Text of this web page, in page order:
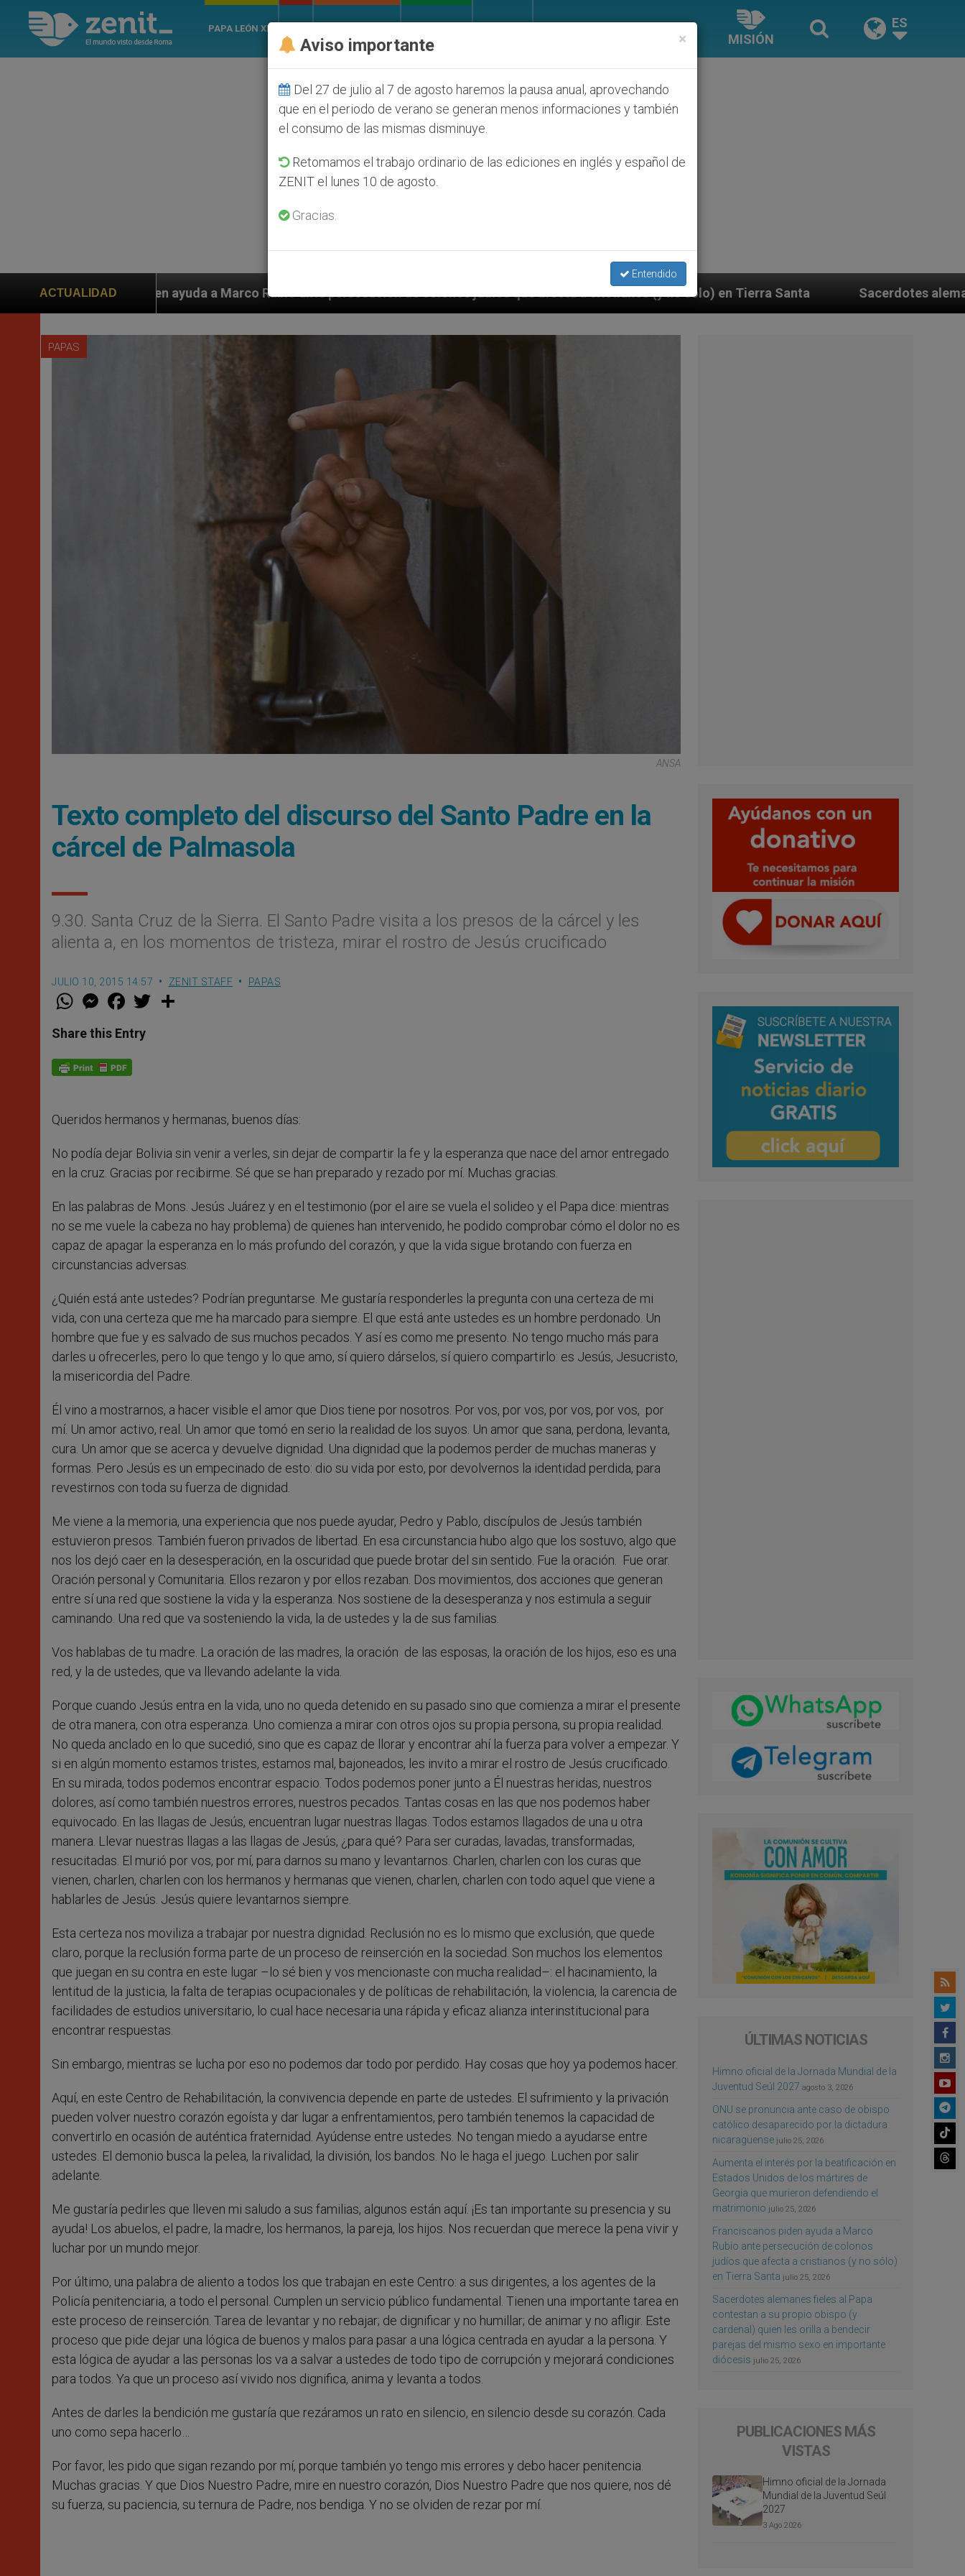
PAPA LEÓN XIV
MISIÓN
ES
ACTUALIDAD
a Marco Rubio ante persecución de colonos judíos que afecta a cristianos (y no sólo) en Tierra Santa Sacerdotes alemanes fieles al Papa
PAPAS
ANSA
Texto completo del discurso del Santo Padre en la
cárcel de Palmasola
9.30. Santa Cruz de la Sierra. El Santo Padre visita a los presos de la cárcel y les
alienta a, en los momentos de tristeza, mirar el rostro de Jesús crucificado
JULIO 10, 2015 14:57 ZENIT STAFF PAPAS
W
t
s
p
p
M
e
s
e
g
e
F
a
e
b
o
k
w
Share this Entry
Queridos hermanos y hermanas, buenos días:
No podía dejar Bolivia sin venir a verles, sin dejar de compartir la fe y la esperanza que nace del amor entregado
en la cruz. Gracias por recibirme. Sé que se han preparado y rezado por mí. Muchas gracias.
En las palabras de Mons. Jesús Juárez y en el testimonio (por el aire se vuela el solideo y el Papa dice: mientras
no se me vuele la cabeza no hay problema) de quienes han intervenido, he podido comprobar cómo el dolor no es
capaz de apagar la esperanza en lo más profundo del corazón, y que la vida sigue brotando con fuerza en
circunstancias adversas.
¿Quién está ante ustedes? Podrían preguntarse. Me gustaría responderles la pregunta con una certeza de mi
vida, con una certeza que me ha marcado para siempre. El que está ante ustedes es un hombre perdonado. Un
hombre que fue y es salvado de sus muchos pecados. Y así es como me presento. No tengo mucho más para
darles u ofrecerles, pero lo que tengo y lo que amo, sí quiero dárselos, sí quiero compartirlo: es Jesús, Jesucristo,
la misericordia del Padre.
Él vino a mostrarnos, a hacer visible el amor que Dios tiene por nosotros. Por vos, por vos, por vos, por vos, por
mí. Un amor activo, real. Un amor que tomó en serio la realidad de los suyos. Un amor que sana, perdona, levanta,
cura. Un amor que se acerca y devuelve dignidad. Una dignidad que la podemos perder de muchas maneras y
formas. Pero Jesús es un empecinado de esto: dio su vida por esto, por devolvernos la identidad perdida, para
revestirnos con toda su fuerza de dignidad.
Me viene a la memoria, una experiencia que nos puede ayudar, Pedro y Pablo, discípulos de Jesús también
estuvieron presos. También fueron privados de libertad. En esa circunstancia hubo algo que los sostuvo, algo que
nos los dejó caer en la desesperación, en la oscuridad que puede brotar del sin sentido. Fue la oración. Fue orar.
Oración personal y Comunitaria. Ellos rezaron y por ellos rezaban. Dos movimientos, dos acciones que generan
entre sí una red que sostiene la vida y la esperanza. Nos sostiene de la desesperanza y nos estimula a seguir
caminando. Una red que va sosteniendo la vida, la de ustedes y la de sus familias.
Vos hablabas de tu madre. La oración de las madres, la oración de las esposas, la oración de los hijos, eso es una
red, y la de ustedes, que va llevando adelante la vida.
Porque cuando Jesús entra en la vida, uno no queda detenido en su pasado sino que comienza a mirar el presente
de otra manera, con otra esperanza. Uno comienza a mirar con otros ojos su propia persona, su propia realidad.
No queda anclado en lo que sucedió, sino que es capaz de llorar y encontrar ahí la fuerza para volver a empezar. Y
si en algún momento estamos tristes, estamos mal, bajoneados, les invito a mirar el rostro de Jesús crucificado.
En su mirada, todos podemos encontrar espacio. Todos podemos poner junto a Él nuestras heridas, nuestros
dolores, así como también nuestros errores, nuestros pecados. Tantas cosas en las que nos podemos haber
equivocado. En las llagas de Jesús, encuentran lugar nuestras llagas. Todos estamos llagados de una u otra
manera. Llevar nuestras llagas a las llagas de Jesús, ¿para qué? Para ser curadas, lavadas, transformadas,
resucitadas. El murió por vos, por mí, para darnos su mano y levantarnos. Charlen, charlen con los curas que
vienen, charlen, charlen con los hermanos y hermanas que vienen, charlen, charlen con todo aquel que viene a
hablarles de Jesús. Jesús quiere levantarnos siempre.
Esta certeza nos moviliza a trabajar por nuestra dignidad. Reclusión no es lo mismo que exclusión, que quede
claro, porque la reclusión forma parte de un proceso de reinserción en la sociedad. Son muchos los elementos
que juegan en su contra en este lugar –lo sé bien y vos mencionaste con mucha realidad–: el hacinamiento, la
lentitud de la justicia, la falta de terapias ocupacionales y de políticas de rehabilitación, la violencia, la carencia de
facilidades de estudios universitario, lo cual hace necesaria una rápida y eficaz alianza interinstitucional para
encontrar respuestas.
Sin embargo, mientras se lucha por eso no podemos dar todo por perdido. Hay cosas que hoy ya podemos hacer.
Aquí, en este Centro de Rehabilitación, la convivencia depende en parte de ustedes. El sufrimiento y la privación
pueden volver nuestro corazón egoísta y dar lugar a enfrentamientos, pero también tenemos la capacidad de
convertirlo en ocasión de auténtica fraternidad. Ayúdense entre ustedes. No tengan miedo a ayudarse entre
ustedes. El demonio busca la pelea, la rivalidad, la división, los bandos. No le haga el juego. Luchen por salir
adelante.
Me gustaría pedirles que lleven mi saludo a sus familias, algunos están aquí. ¡Es tan importante su presencia y su
ayuda! Los abuelos, el padre, la madre, los hermanos, la pareja, los hijos. Nos recuerdan que merece la pena vivir y
luchar por un mundo mejor.
Por último, una palabra de aliento a todos los que trabajan en este Centro: a sus dirigentes, a los agentes de la
Policía penitenciaria, a todo el personal. Cumplen un servicio público fundamental. Tienen una importante tarea en
este proceso de reinserción. Tarea de levantar y no rebajar; de dignificar y no humillar; de animar y no afligir. Este
proceso que pide dejar una lógica de buenos y malos para pasar a una lógica centrada en ayudar a la persona. Y
esta lógica de ayudar a las personas los va a salvar a ustedes de todo tipo de corrupción y mejorará condiciones
para todos. Ya que un proceso así vivido nos dignifica, anima y levanta a todos.
Antes de darles la bendición me gustaría que rezáramos un rato en silencio, en silencio desde su corazón. Cada
uno como sepa hacerlo…
Por favor, les pido que sigan rezando por mí, porque también yo tengo mis errores y debo hacer penitencia.
Muchas gracias. Y que Dios Nuestro Padre, mire en nuestro corazón, Dios Nuestro Padre que nos quiere, nos dé
su fuerza, su paciencia, su ternura de Padre, nos bendiga. Y no se olviden de rezar por mí.
ÚLTIMAS NOTICIAS
Himno oficial de la Jornada Mundial de la
Juventud Seúl 2027 agosto 3, 2026
ONU se pronuncia ante caso de obispo
católico desaparecido por la dictadura
nicaragüense julio 25, 2026
Aumenta el interés por la beatificación en
Estados Unidos de los mártires de
Georgia que murieron defendiendo el
matrimonio julio 25, 2026
Franciscanos piden ayuda a Marco
Rubio ante persecución de colonos
judíos que afecta a cristianos (y no sólo)
en Tierra Santa julio 25, 2026
Sacerdotes alemanes fieles al Papa
contestan a su propio obispo (y
cardenal) quien les orilla a bendecir
parejas del mismo sexo en importante
diócesis julio 25, 2026
PUBLICACIONES MÁS
VISTAS
Himno oficial de la Jornada
Mundial de la Juventud Seúl
2027
3 Ago 2026
×
Aviso importante
Del 27 de julio al 7 de agosto haremos la pausa anual, aprovechando
que en el periodo de verano se generan menos informaciones y también
el consumo de las mismas disminuye.
Retomamos el trabajo ordinario de las ediciones en inglés y español de
ZENIT el lunes 10 de agosto.
Gracias.
Entendido